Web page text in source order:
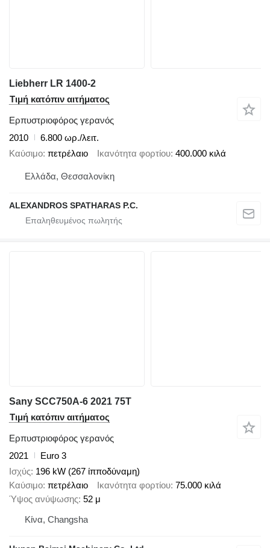
Liebherr LR 1400-2
Τιμή κατόπιν αιτήματος
Ερπυστριοφόρος γερανός
2010
6.800 ωρ./λειτ.
Καύσιμο πετρέλαιο Ικανότητα φορτίου 400.000 κιλά
Ελλάδα, Θεσσαλονίκη
ALEXANDROS SPATHARAS P.C.
Sany SCC750A-6 2021 75T
Τιμή κατόπιν αιτήματος
Ερπυστριοφόρος γερανός
2021
Euro 3
Ισχύς 196 kW (267 ίπποδύναμη)
Καύσιμο πετρέλαιο Ικανότητα φορτίου 75.000 κιλά
Ύψος ανύψωσης 52 μ
Κίνα, Changsha